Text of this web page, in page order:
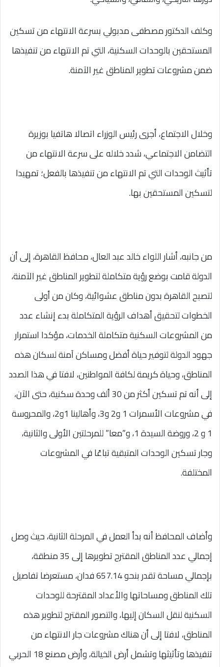
وكلف الدكتور مصطفى مدبولي بسرعة الانتهاء من تسكين
المستحقين بالوحدات السكنية، التي تم الانتهاء من تنفيذها
ضمن مشروعات تطوير المناطق غير الآمنة.
وخلال الاجتماع، أجرى رئيس الوزراء اتصالا هاتفيا بوزيرة
التضامن الاجتماعي، شدد خلاله على سرعة الانتهاء من
تأثيث الوحدات التي تم الانتهاء من تنفيذها بالفعل؛ تمهيدا
لتسكين المستحقين بها.
من جانبه، أشار اللواء خالد عبد العال، محافظ القاهرة، إلى أن
الدولة قامت بوضع رؤية متكاملة لتطوير المناطق غير الآمنة،
لتصبح القاهرة بدون مناطق عشوائية، وكان من أولى
الخطوات لتحقيق أهداف الرؤية المتكاملة بدء إنشاء عدد
من المشروعات السكنية متكاملة الخدمات، مؤكدا استمرار
جهود الدولة لتوفير حياة أفضل ومساكن آمنة لسكان هذه
المناطق، وحياة كريمة لكافة المواطنين، لافتا في هذا الصدد
إلى أنه تم تسكين أكثر من 30 ألف وحدة سكنية، حتى الآن،
في مشروعات الأسمرات 1 و2 و3، وأهالينا 1و2، والمحروسة
1 و 2، وروضة السيدة 1، و”معا” للمرحلتين الأولى والثانية،
وجار تسكين الوحدات المتبقية تباعًا في المشروعات
المختلفة.
وأضاف المحافظ أنه بدأ العمل في المرحلة الثانية، حيث وصل
إجمالي عدد المناطق المقترح تطويرها إلى 35 منطقة،
بإجمالي مساحة تقدر بنحو 657.14 فدان، مستعرضا تفاصيل
تلك المناطق ومساحاتها والأعداد المقترحة للوحدات
السكنية لنقل السكان إليها، والتصور المقترح لتطوير هذه
المناطق، لافتا إلى أن هناك مشروعات جار الانتهاء من
تنفيذها وتأثيثها وتشمل أرض الخيالة، وأرض مصنع 18 الحربي